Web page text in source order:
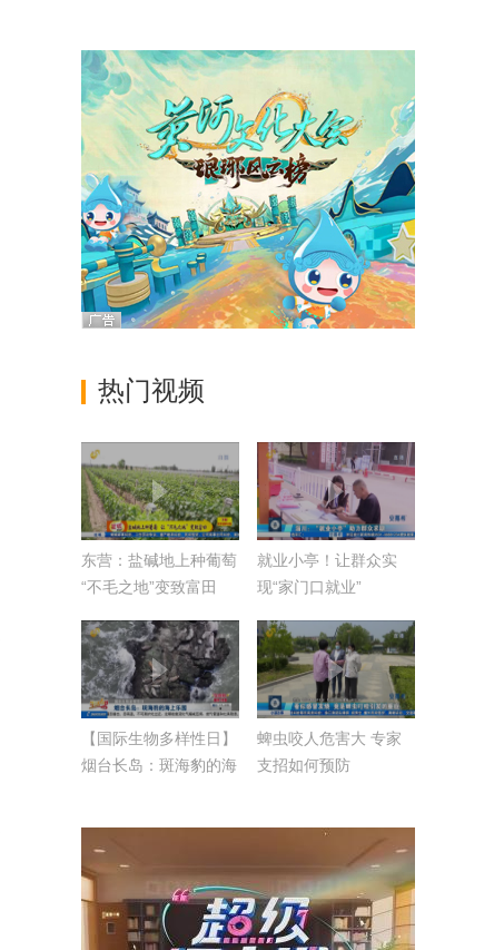
热门视频
东营：盐碱地上种葡萄
“不毛之地”变致富田
就业小亭！让群众实
现“家门口就业”
【国际生物多样性日】
烟台长岛：斑海豹的海
蜱虫咬人危害大 专家
支招如何预防